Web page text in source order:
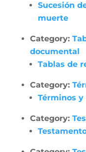
Sucesión
muerte
Category:
documental
Tablas de
Category:
Términos y
Category: